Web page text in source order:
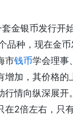
银币发行开
品种，现在金
市钱币学会理事
增加，其价格
行情向纵深展
在2倍左右，只